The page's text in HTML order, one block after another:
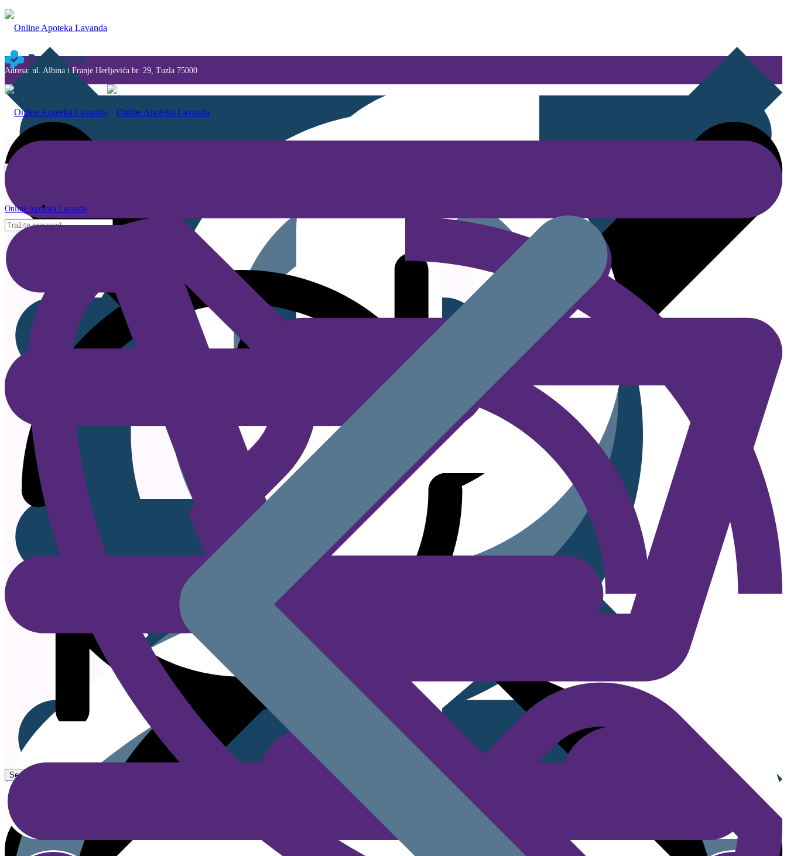
Adresa: ul. Albina i Franje Herljevića br. 29, Tuzla 75000
Savjeti i novosti
Online Apoteka Lavanda